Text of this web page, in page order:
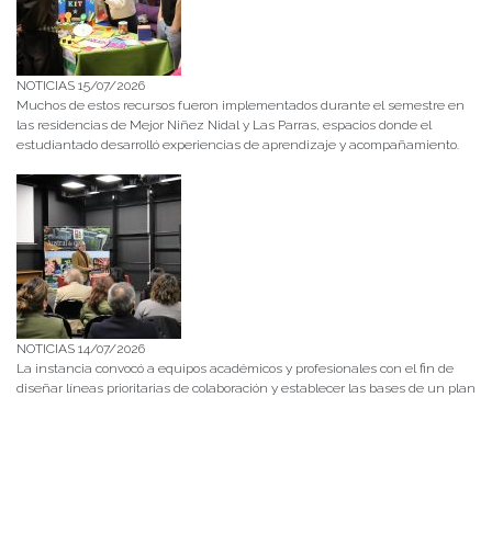
NOTICIAS 15/07/2026
Muchos de estos recursos fueron implementados durante el semestre en
las residencias de Mejor Niñez Nidal y Las Parras, espacios donde el
estudiantado desarrolló experiencias de aprendizaje y acompañamiento.
NOTICIAS 14/07/2026
La instancia convocó a equipos académicos y profesionales con el fin de
diseñar líneas prioritarias de colaboración y establecer las bases de un plan